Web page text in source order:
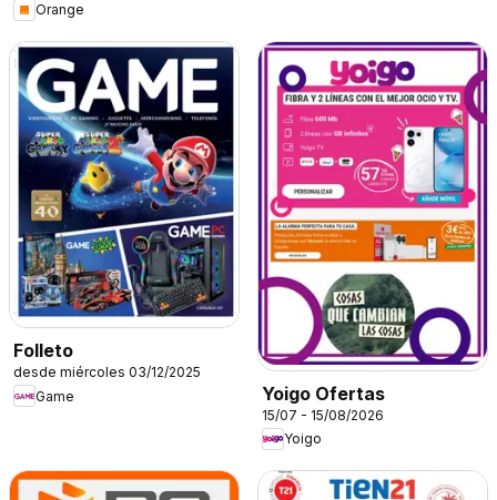
Orange
Folleto
desde miércoles 03/12/2025
Game
Yoigo Ofertas
15/07 - 15/08/2026
Yoigo